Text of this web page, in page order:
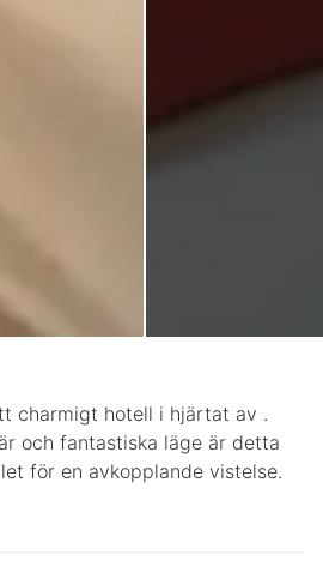
charmigt hotell i hjärtat av .
och fantastiska läge är detta
för en avkopplande vistelse.